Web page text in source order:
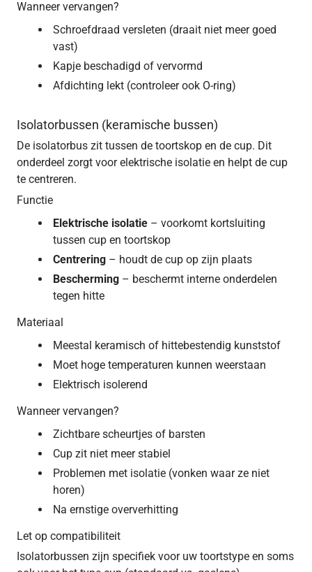
Wanneer vervangen?
Schroefdraad versleten (draait niet meer goed
vast)
Kapje beschadigd of vervormd
Afdichting lekt (controleer ook O-ring)
Isolatorbussen (keramische bussen)
De isolatorbus zit tussen de toortskop en de cup. Dit
onderdeel zorgt voor elektrische isolatie en helpt de cup
te centreren.
Functie
Elektrische isolatie – voorkomt kortsluiting
tussen cup en toortskop
Centrering – houdt de cup op zijn plaats
Bescherming – beschermt interne onderdelen
tegen hitte
Materiaal
Meestal keramisch of hittebestendig kunststof
Moet hoge temperaturen kunnen weerstaan
Elektrisch isolerend
Wanneer vervangen?
Zichtbare scheurtjes of barsten
Cup zit niet meer stabiel
Problemen met isolatie (vonken waar ze niet
horen)
Na ernstige oververhitting
Let op compatibiliteit
Isolatorbussen zijn specifiek voor uw toortstype en soms